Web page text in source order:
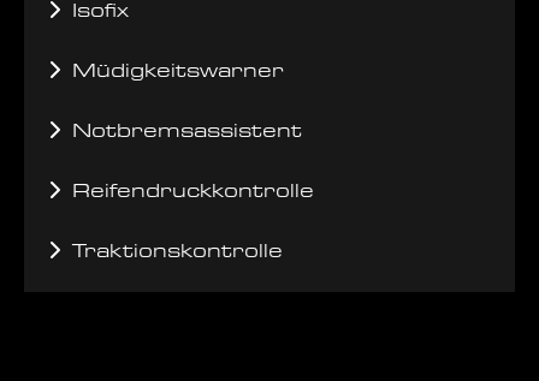
Isofix
Müdigkeitswarner
Notbremsassistent
Reifendruckkontrolle
Traktionskontrolle